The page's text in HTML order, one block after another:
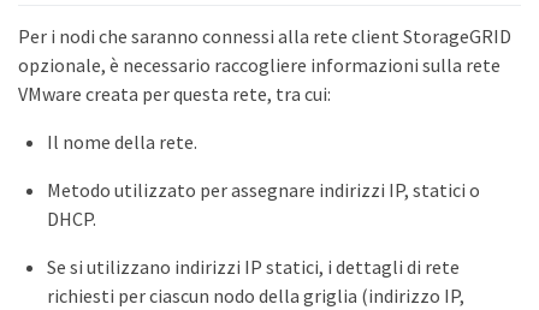
Per i nodi che saranno connessi alla rete client StorageGRID
opzionale, è necessario raccogliere informazioni sulla rete
VMware creata per questa rete, tra cui:
Il nome della rete.
Metodo utilizzato per assegnare indirizzi IP, statici o
DHCP.
Se si utilizzano indirizzi IP statici, i dettagli di rete
richiesti per ciascun nodo della griglia (indirizzo IP,